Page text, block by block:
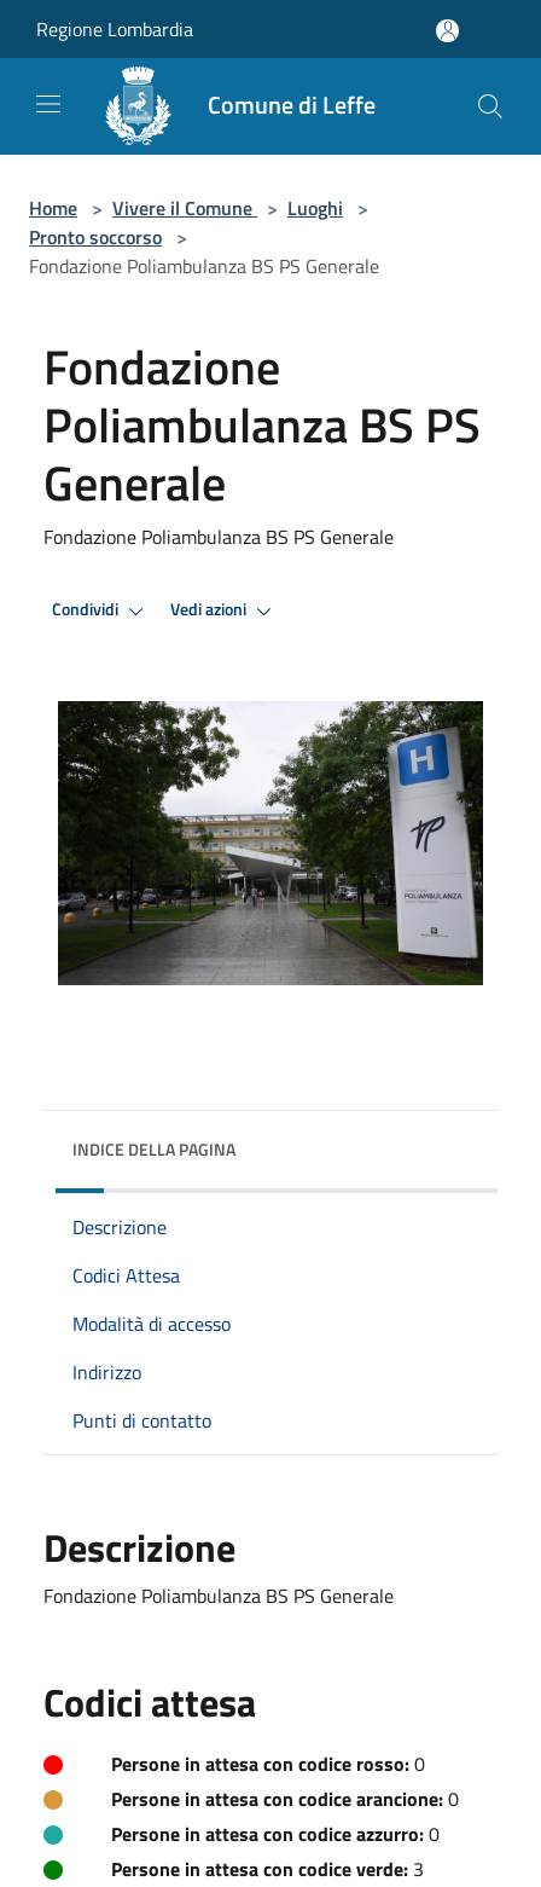
Regione Lombardia
Comune di Leffe
Home > Vivere il Comune > Luoghi >
Pronto soccorso >
Fondazione Poliambulanza BS PS Generale
Fondazione
Poliambulanza BS PS
Generale
Fondazione Poliambulanza BS PS Generale
Condividi Vedi azioni
INDICE DELLA PAGINA
Descrizione
Codici Attesa
Modalità di accesso
Indirizzo
Punti di contatto
Descrizione
Fondazione Poliambulanza BS PS Generale
Codici attesa
Persone in attesa con codice rosso:0
Persone in attesa con codice arancione:0
Persone in attesa con codice azzurro:0
Persone in attesa con codice verde: 3